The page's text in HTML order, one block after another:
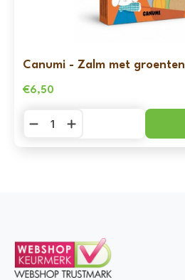
Canumi - Zalm met groenten
€6,50